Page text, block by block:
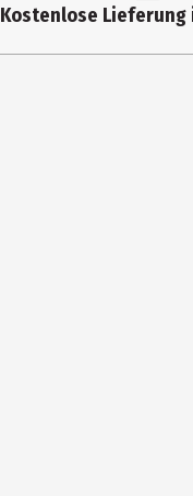
Kostenlose Lieferung